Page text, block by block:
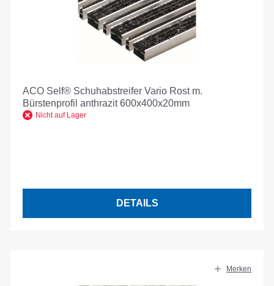
ACO Self® Schuhabstreifer Vario Rost m.
Bürstenprofil anthrazit 600x400x20mm
Nicht auf Lager
DETAILS
Merken